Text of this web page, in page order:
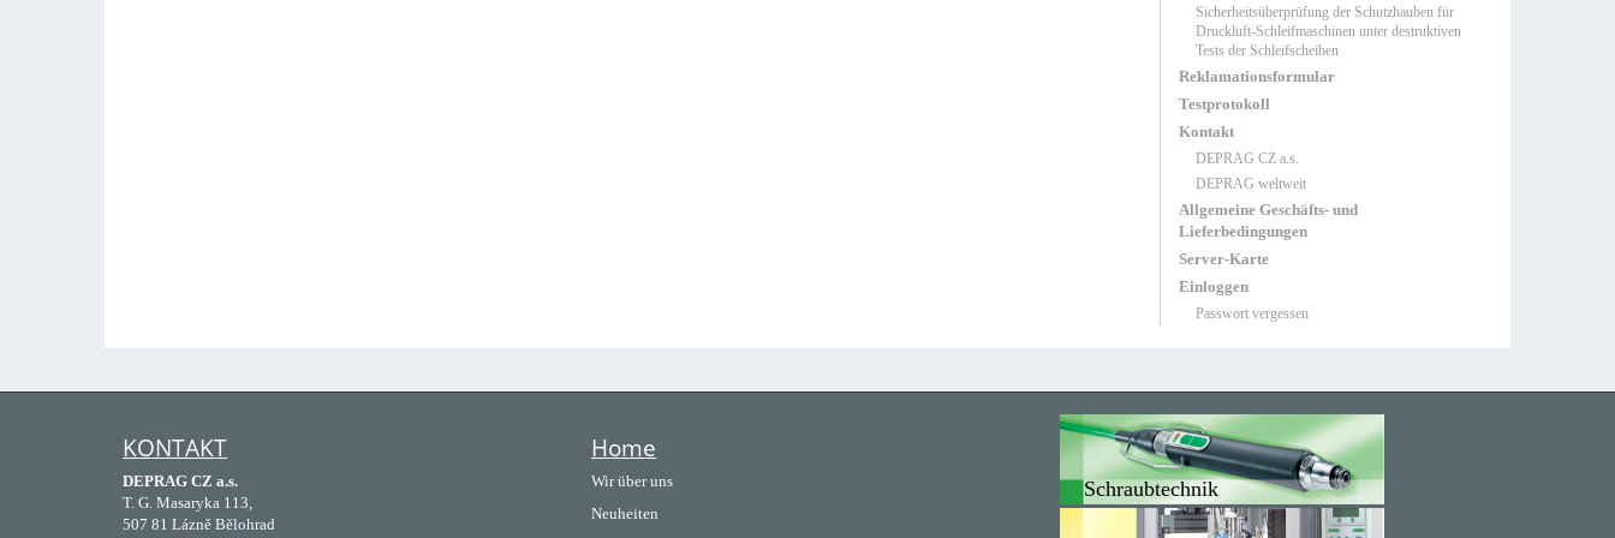
Sicherheitsüberprüfung der Schutzhauben für
Druckluft-Schleifmaschinen unter destruktiven
Tests der Schleifscheiben
Reklamationsformular
Testprotokoll
Kontakt
DEPRAG CZ a.s.
DEPRAG weltweit
Allgemeine Geschäfts- und
Lieferbedingungen
Server-Karte
Einloggen
Passwort vergessen
KONTAKT
DEPRAG CZ a.s.
T. G. Masaryka 113,
507 81 Lázně Bělohrad
Home
Wir über uns
Neuheiten
Schraubtechnik